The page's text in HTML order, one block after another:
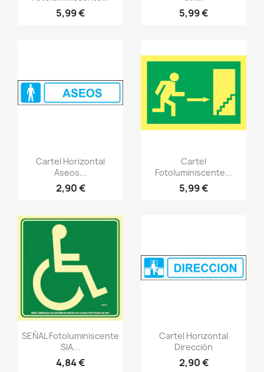
5,99 € 5,99 €
visibilityVistazo rápido
Cartel Horizontal
Aseos...
2,90 €
Vistazo rápido
Cartel
Fotoluminiscente...
5,99 €
visibilityVistazo rápido
SEÑAL Fotoluminiscente
SIA...
4,84 €
visibilityVistazo rápido
Cartel Horizontal
Dirección
2,90 €